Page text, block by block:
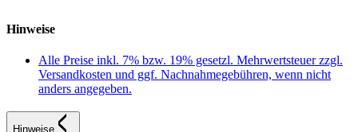
Hinweise
Alle Preise inkl. 7% bzw. 19% gesetzl. Mehrwertsteuer zzgl.
Versandkosten und ggf. Nachnahmegebühren, wenn nicht
anders angegeben.
Hinweise